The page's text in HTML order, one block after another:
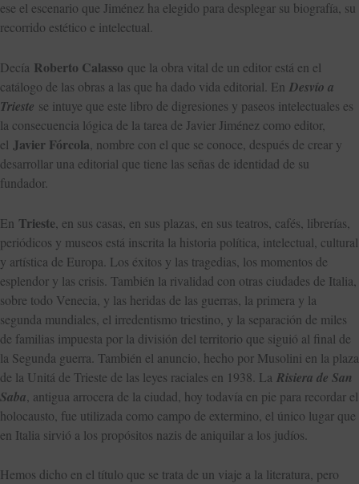
ese el escenario que Jiménez ha elegido para desplegar su biografía, su
recorrido estético e intelectual.
Decía Roberto Calasso que la obra vital de un editor está en el
catálogo de las obras a las que ha dado vida editorial. En Desvío a
Trieste se intuye que este libro de digresiones y paseos intelectuales es
la consecuencia lógica de la tarea de Javier Jiménez como editor,
el Javier Fórcola , nombre con el que se conoce, después de crear y
desarrollar una editorial que tiene las señas de identidad de su
fundador.
En Trieste , en sus casas, en sus plazas, en sus teatros, cafés, librerías,
periódicos y museos está inscrita la historia política, intelectual, cultural
y artística de Europa. Los éxitos y las tragedias, los momentos de
esplendor y las crisis. También la rivalidad con otras ciudades de Italia,
sobre todo Venecia, y las heridas de las guerras, la primera y la
segunda mundiales, el irredentismo triestino, y la separación de miles
de familias impuesta por la división del territorio que siguió al final de
la Segunda guerra. También el anuncio, hecho por Musolini en la plaza
de la Unitá de Trieste de las leyes raciales en 1938. La Risiera de San
Saba , antigua arrocera de la ciudad, hoy todavía en pie para recordar el
holocausto, fue utilizada como campo de extermino, el único lugar que
en Italia sirvió a los propósitos nazis de aniquilar a los judíos.
Hemos dicho en el título que se trata de un viaje a la literatura, pero